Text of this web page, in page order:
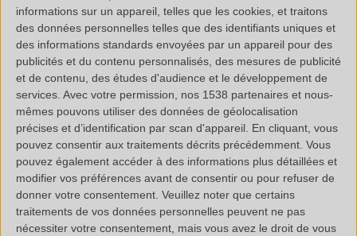
informations sur un appareil, telles que les cookies, et traitons
des données personnelles telles que des identifiants uniques et
des informations standards envoyées par un appareil pour des
publicités et du contenu personnalisés, des mesures de publicité
et de contenu, des études d'audience et le développement de
services. Avec votre permission, nos 1538 partenaires et nous-
mêmes pouvons utiliser des données de géolocalisation
précises et d’identification par scan d'appareil. En cliquant, vous
pouvez consentir aux traitements décrits précédemment. Vous
pouvez également accéder à des informations plus détaillées et
modifier vos préférences avant de consentir ou pour refuser de
donner votre consentement. Veuillez noter que certains
traitements de vos données personnelles peuvent ne pas
nécessiter votre consentement, mais vous avez le droit de vous
réaliser une droite d’étalonnage à plusieurs points, mais
cela n’est pas toujours possible (échantillon unique,
difficulté à se procurer les homopolymères ou bien à les
mettre en œuvre de façon homogène en blend…).
La méthode de quantification reste la même que l’on ait
des étalons ou pas, c’est sur la précision du résultat que
va se faire la différence ( de 5 à 30 % suivant que l’on ait
3 ou 0 étalon de teneur connue).
Ensuite vient la Pyrolyse/GCMS du blend de teneur
inconnue : il faut retrouver ces 35 fameux pics